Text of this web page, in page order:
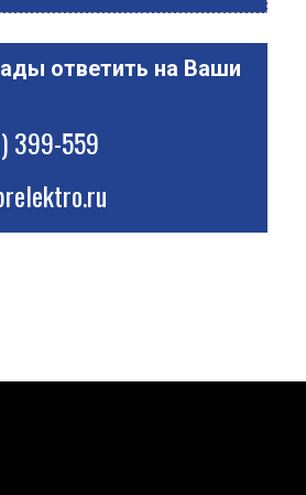
ответить на Ваши
399-559